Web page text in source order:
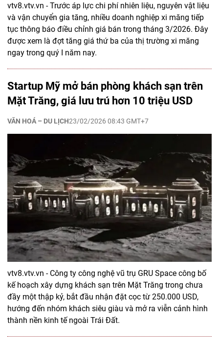
vtv8.vtv.vn - Trước áp lực chi phí nhiên liệu, nguyên vật liệu
và vận chuyển gia tăng, nhiều doanh nghiệp xi măng tiếp
tục thông báo điều chỉnh giá bán trong tháng 3/2026. Đây
được xem là đợt tăng giá thứ ba của thị trường xi măng
ngay trong quý I năm nay.
Startup Mỹ mở bán phòng khách sạn trên
Mặt Trăng, giá lưu trú hơn 10 triệu USD
VĂN HOÁ – DU LỊCH23/02/2026 08:43 GMT+7
vtv8.vtv.vn - Công ty công nghệ vũ trụ GRU Space công bố
kế hoạch xây dựng khách sạn trên Mặt Trăng trong chưa
đầy một thập kỷ, bắt đầu nhận đặt cọc từ 250.000 USD,
hướng đến nhóm khách siêu giàu và mở ra viễn cảnh hình
thành nền kinh tế ngoài Trái Đất.